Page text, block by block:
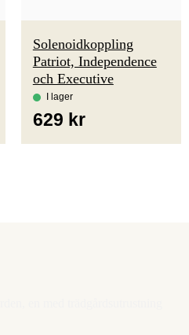
Solenoidkoppling
Patriot, Independence
och Executive